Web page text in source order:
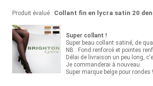
Produit évalué : Collant fin en lycra satin 20
Super collant !
Super beau collant satiné, de
NB : Fond renforcé et pointes
Délai de livraison un peu long,
Je commanderai à nouveau.
Super marque belge pour rondes !